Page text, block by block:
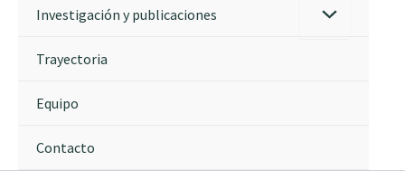
Investigación y publicaciones
Trayectoria
Equipo
Contacto